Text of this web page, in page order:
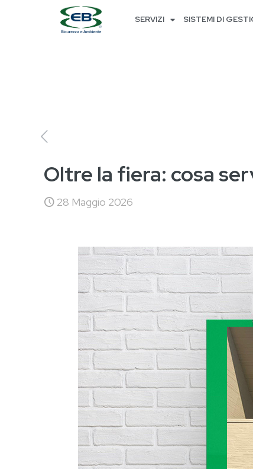
SERVIZI SISTEMI DI
Oltre la fiera: cosa
28 Maggio 2026